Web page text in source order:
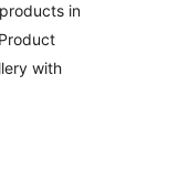
–
Slider
in
with